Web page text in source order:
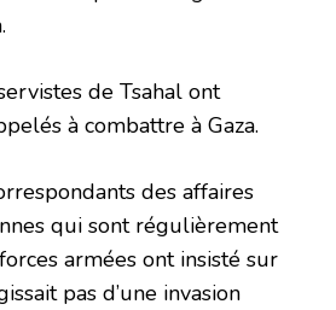
de Tsahal ont
à combattre à Gaza.
des affaires
qui sont régulièrement
armées ont insisté sur
pas d’une invasion